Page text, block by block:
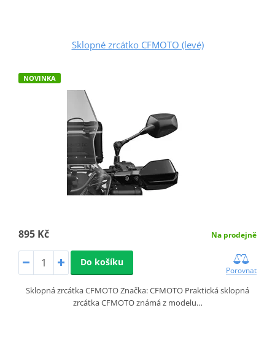
Sklopné zrcátko CFMOTO (levé)
NOVINKA
895 Kč Na prodejně
Do košíku
Porovnat
Sklopná zrcátka CFMOTO Značka: CFMOTO Praktická sklopná
zrcátka CFMOTO známá z modelu…